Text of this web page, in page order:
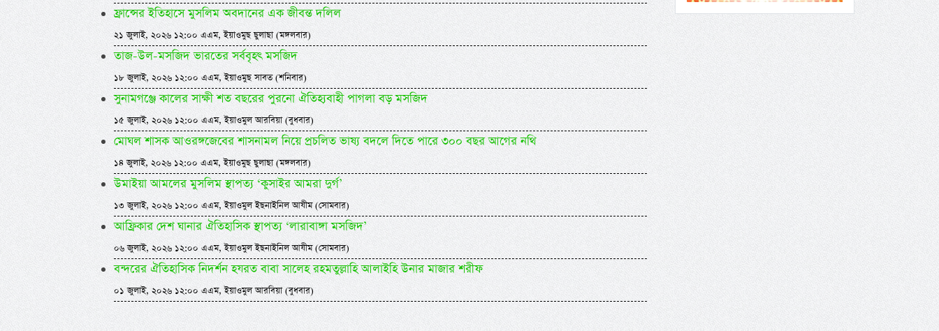
ফ্রান্সের ইতিহাসে মুসলিম অবদানের এক জীবন্ত দলিল
২১ জুলাই, ২০২৬ ১২:০০ এএম, ইয়াওমুছ ছুলাছা (মঙ্গলবার)
তাজ-উল-মসজিদ ভারতের সর্ববৃহৎ মসজিদ
১৮ জুলাই, ২০২৬ ১২:০০ এএম, ইয়াওমুছ সাবত (শনিবার)
সুনামগঞ্জে কালের সাক্ষী শত বছরের পুরনো ঐতিহ্যবাহী পাগলা বড় মসজিদ
১৫ জুলাই, ২০২৬ ১২:০০ এএম, ইয়াওমুল আরবিয়া (বুধবার)
মোঘল শাসক আওরঙ্গজেবের শাসনামল নিয়ে প্রচলিত ভাষ্য বদলে দিতে পারে ৩০০ বছর আগের নথি
১৪ জুলাই, ২০২৬ ১২:০০ এএম, ইয়াওমুছ ছুলাছা (মঙ্গলবার)
উমাইয়া আমলের মুসলিম স্থাপত্য ‘কুসাইর আমরা দুর্গ’
১৩ জুলাই, ২০২৬ ১২:০০ এএম, ইয়াওমুল ইছনাইনিল আযীম (সোমবার)
আফ্রিকার দেশ ঘানার ঐতিহাসিক স্থাপত্য ‘লারাবাঙ্গা মসজিদ’
০৬ জুলাই, ২০২৬ ১২:০০ এএম, ইয়াওমুল ইছনাইনিল আযীম (সোমবার)
বন্দরের ঐতিহাসিক নিদর্শন হযরত বাবা সালেহ রহমতুল্লাহি আলাইহি উনার মাজার শরীফ
০১ জুলাই, ২০২৬ ১২:০০ এএম, ইয়াওমুল আরবিয়া (বুধবার)